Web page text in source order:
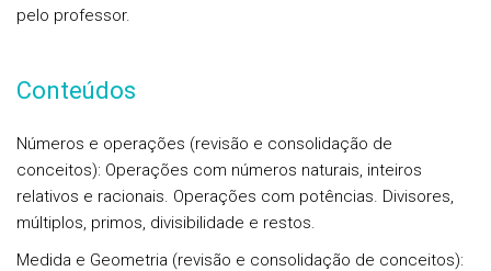
pelo professor.
Conteúdos
Números e operações (revisão e consolidação de
conceitos): Operações com números naturais, inteiros
relativos e racionais. Operações com potências. Divisores,
múltiplos, primos, divisibilidade e restos.
Medida e Geometria (revisão e consolidação de conceitos):